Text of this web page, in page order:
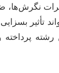
تأثیر